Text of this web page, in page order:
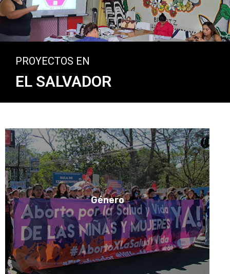
PROYECTOS EN
EL SALVADOR
Género
VER PROYECTOS